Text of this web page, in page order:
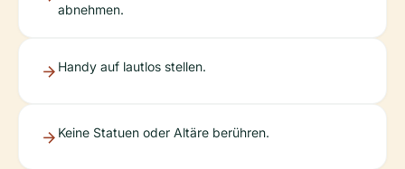
abnehmen.
Handy auf lautlos stellen.
Keine Statuen oder Altäre berühren.